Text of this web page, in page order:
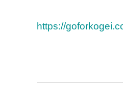
https://